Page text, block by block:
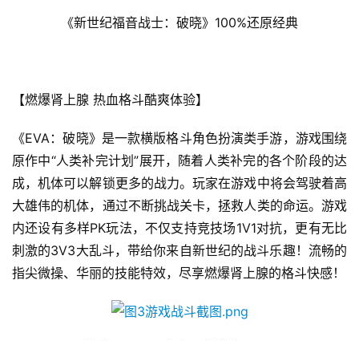
手
游
戏
单
机
游
戏
《新世纪福音战士：破晓》100%还原经典
【燃爆肾上腺 热血格斗酷爽体验】
《EVA：破晓》是一款横版格斗角色扮演类手游，游戏围绕
原作中“人类补完计划”展开，随着人类补完的各个阶段的达
成，机体可以解锁更多的战力。玩家在游戏中将会驾驶着高
大雄伟的机体，通过不断挑战关卡，拯救人类的命运。游戏
内还设有多样PK玩法，不仅支持竞技场1V1对抗，更有无比
刺激的3V3大乱斗，带给你来自新世纪的战斗乐趣！流畅的
指尖微操、华丽的技能特效，尽享燃爆肾上腺的格斗快感！